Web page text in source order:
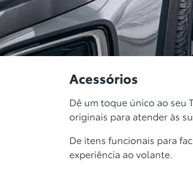
Acessórios
Dê um toque único ao seu
originais para atender às
De itens funcionais para
experiência ao volante.